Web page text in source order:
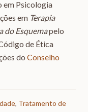
em Psicologia
em Terapia
do Esquemapelo
de Ética
do Conselho
, Tratamento de